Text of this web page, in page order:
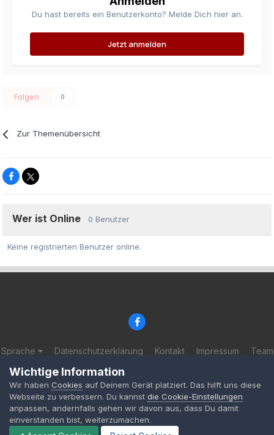
Du hast bereits ein Benutzerkonto? Melde Dich hier an.
Jetzt anmelden
Folgen 0
Zur Themenübersicht
Wer ist Online 0 Benutzer
Keine registrierten Benutzer online.
Sprache Datenschutzerklärung Kontakt Impressum Team
© 2002-2025 BF-Games.net
Powered by Invision Community
Wichtige Information
Wir haben Cookies auf Deinem Gerät platziert. Das hilft uns diese
Webseite zu verbessern. Du kannst die Cookie-Einstellungen
anpassen, andernfalls gehen wir davon aus, dass Du damit
einverstanden bist, weiterzumachen.